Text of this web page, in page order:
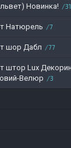
Новинка!
31
Натюрель 7
шор Дабл 77
штор Lux Декорин
Велюр
3